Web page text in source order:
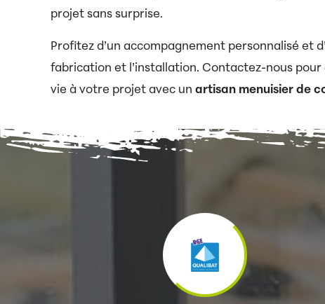
projet sans surprise.
Profitez d’un accompagnement personnalisé et
fabrication et l’installation. Contactez-nous
vie à votre projet avec un artisan menuisier de